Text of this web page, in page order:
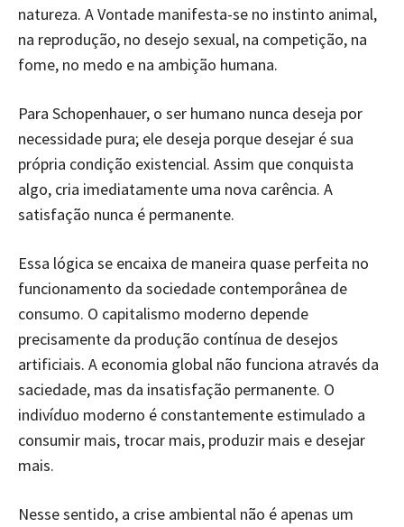
natureza. A Vontade manifesta-se no instinto animal,
na reprodução, no desejo sexual, na competição, na
fome, no medo e na ambição humana.
Para Schopenhauer, o ser humano nunca deseja por
necessidade pura; ele deseja porque desejar é sua
própria condição existencial. Assim que conquista
algo, cria imediatamente uma nova carência. A
satisfação nunca é permanente.
Essa lógica se encaixa de maneira quase perfeita no
funcionamento da sociedade contemporânea de
consumo. O capitalismo moderno depende
precisamente da produção contínua de desejos
artificiais. A economia global não funciona através da
saciedade, mas da insatisfação permanente. O
indivíduo moderno é constantemente estimulado a
consumir mais, trocar mais, produzir mais e desejar
mais.
Nesse sentido, a crise ambiental não é apenas um